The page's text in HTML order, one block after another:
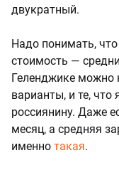
двукратный.
Надо понимать,
стоимость —
Геленджике можно
варианты, и те,
россиянину. Даже
месяц, а средняя
именно такая.